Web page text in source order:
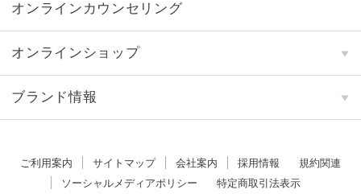
オンラインカウンセリング
オンラインショップ
ブランド情報
ご利用案内 サイトマップ 会社案内 採用情報
規約関連
ソーシャルメディアポリシー
特定商取引法表示